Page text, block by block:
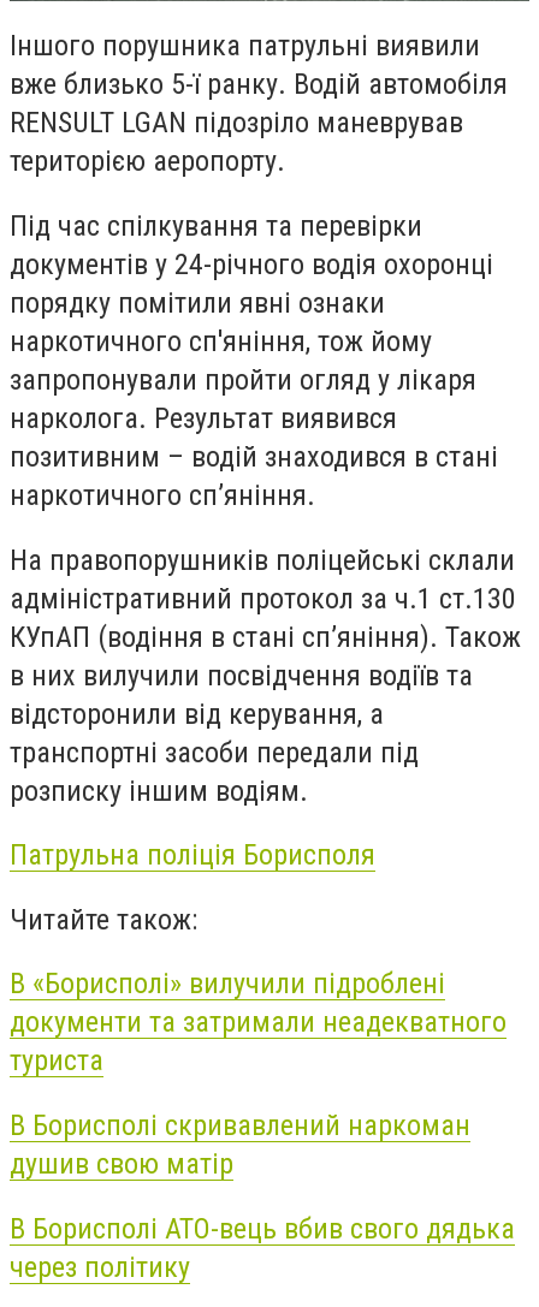
Іншого порушника патрульні виявили
вже близько 5-ї ранку. Водій автомобіля
RENSULT LGAN підозріло маневрував
територією аеропорту.
Під час спілкування та перевірки
документів у 24-річного водія охоронці
порядку помітили явні ознаки
наркотичного сп'яніння, тож йому
запропонували пройти огляд у лікаря
нарколога. Результат виявився
позитивним – водій знаходився в стані
наркотичного сп’яніння.
На правопорушників поліцейські склали
адміністративний протокол за ч.1 ст.130
КУпАП (водіння в стані сп’яніння). Також
в них вилучили посвідчення водіїв та
відсторонили від керування, а
транспортні засоби передали під
розписку іншим водіям.
Патрульна поліція Борисполя
Читайте також:
В «Борисполі» вилучили підроблені
документи та затримали неадекватного
туриста
В Борисполі скривавлений наркоман
душив свою матір
В Борисполі АТО-вець вбив свого дядька
через політику